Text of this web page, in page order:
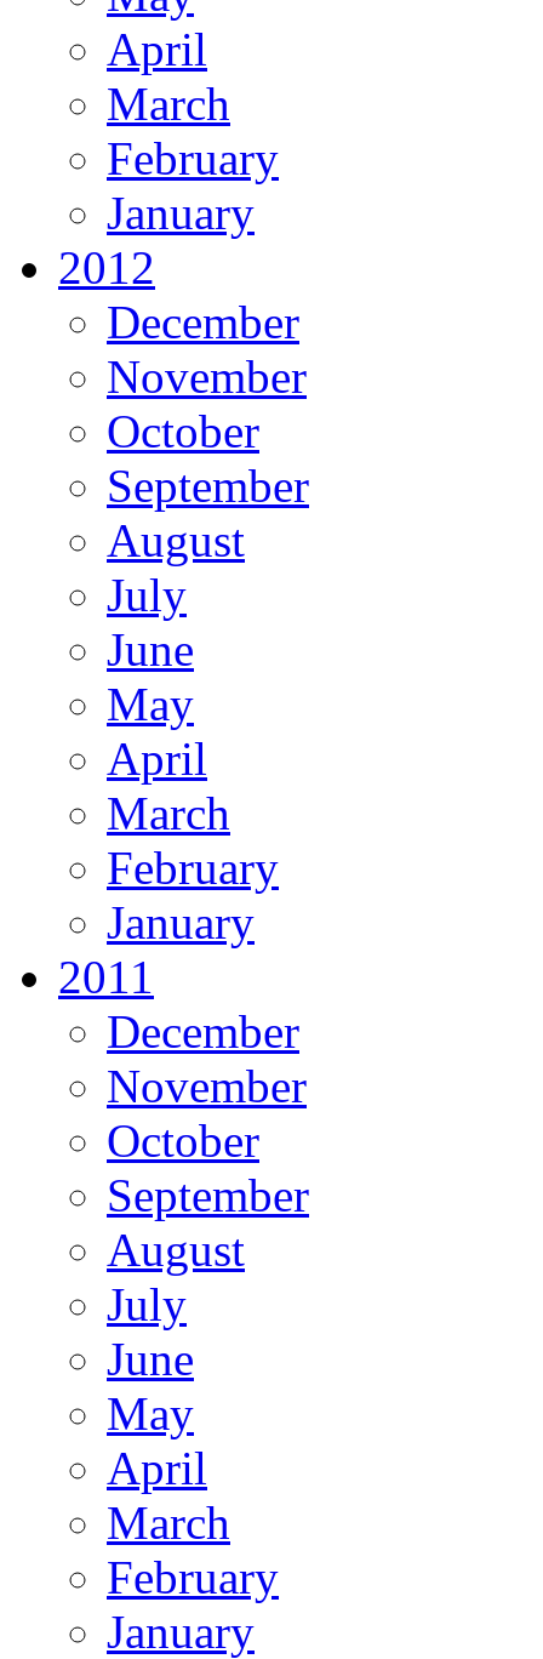
April
March
February
January
2012
December
November
October
September
August
July
June
May
April
March
February
January
2011
December
November
October
September
August
July
June
May
April
March
February
January